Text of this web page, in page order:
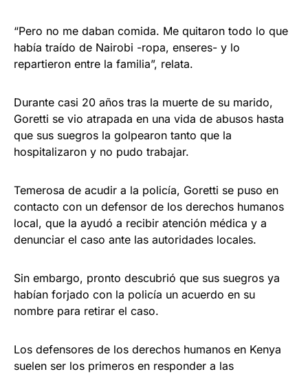
“Pero no me daban comida. Me quitaron todo lo que
había traído de Nairobi -ropa, enseres- y lo
repartieron entre la familia”, relata.
Durante casi 20 años tras la muerte de su marido,
Goretti se vio atrapada en una vida de abusos hasta
que sus suegros la golpearon tanto que la
hospitalizaron y no pudo trabajar.
Temerosa de acudir a la policía, Goretti se puso en
contacto con un defensor de los derechos humanos
local, que la ayudó a recibir atención médica y a
denunciar el caso ante las autoridades locales.
Sin embargo, pronto descubrió que sus suegros ya
habían forjado con la policía un acuerdo en su
nombre para retirar el caso.
Los defensores de los derechos humanos en Kenya
suelen ser los primeros en responder a las